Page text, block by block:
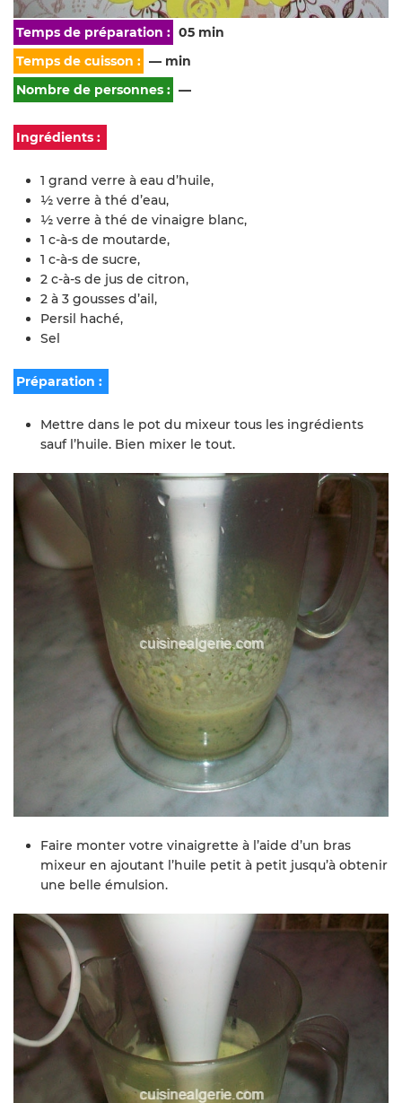
Temps de préparation : 05 min
Temps de cuisson : — min
Nombre de personnes : —
Ingrédients :
1 grand verre à eau d’huile,
½ verre à thé d’eau,
½ verre à thé de vinaigre blanc,
1 c-à-s de moutarde,
1 c-à-s de sucre,
2 c-à-s de jus de citron,
2 à 3 gousses d’ail,
Persil haché,
Sel
Préparation :
Mettre dans le pot du mixeur tous les ingrédients
sauf l’huile. Bien mixer le tout.
Faire monter votre vinaigrette à l’aide d’un bras
mixeur en ajoutant l’huile petit à petit jusqu’à obtenir
une belle émulsion.